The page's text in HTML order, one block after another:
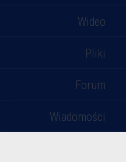
Wideo
Pliki
Forum
Wiadomości